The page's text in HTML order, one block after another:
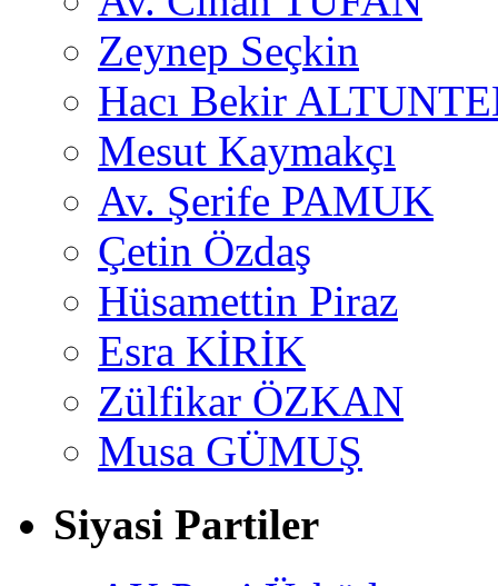
Zeynep Seçkin
Hacı Bekir
Mesut Kaymakçı
Av. Şerife PAMUK
Çetin Özdaş
Hüsamettin Piraz
Esra KİRİK
Zülfikar ÖZKAN
Musa GÜMUŞ
Siyasi Partiler